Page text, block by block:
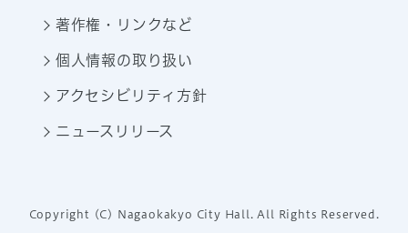
著作権・リンクなど
個人情報の取り扱い
アクセシビリティ方針
ニュースリリース
Copyright (C) Nagaokakyo City Hall. All Rights Reserved.